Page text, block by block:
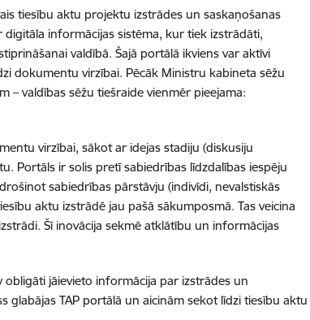
tiesību aktu projektu izstrādes un saskaņošanas
digitāla informācijas sistēma, kur tiek izstrādāti,
valdībā. Šajā portālā ikviens var aktīvi
dokumentu virzībai. Pēcāk Ministru kabineta sēžu
– valdības sēžu tiešraide vienmēr pieejama:
virzībai, sākot ar idejas stadiju (diskusiju
Portāls ir solis pretī sabiedrības līdzdalības iespēju
sabiedrības pārstāvju (indivīdi, nevalstiskās
aktu izstrādē jau pašā sākumposmā. Tas veicina
Šī inovācija sekmē atklātību un informācijas
obligāti jāievieto informācija par izstrādes un
TAP portālā un aicinām sekot līdzi tiesību aktu